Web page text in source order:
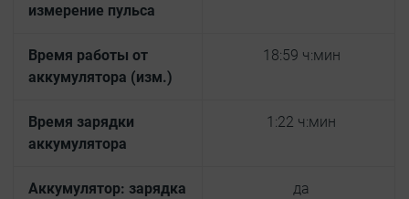
измерение пульса
Время работы от
аккумулятора (изм.)
18:59 ч:мин
Время зарядки
аккумулятора
1:22 ч:мин
Аккумулятор: зарядка
да